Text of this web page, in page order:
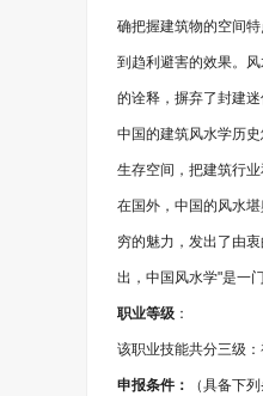
确把握建筑物的空间
到趋利避害的效果。
的诠释，摒弃了封建
中国的建筑风水学历
生存空间，把建筑行
在国外，中国的风水
穷的魅力，发出了由
出，中国风水学"是一
职业等级 ：
该职业技能共分三级
申报条件： （具备下